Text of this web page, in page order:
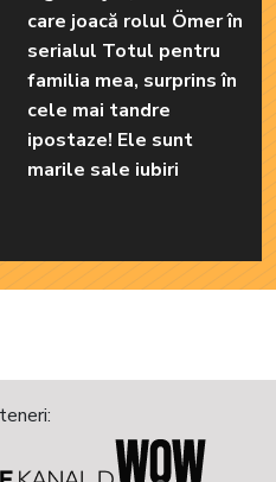
care joacă rolul Ömer în
serialul Totul pentru
familia mea, surprins în
cele mai tandre
ipostaze! Ele sunt
marile sale iubiri